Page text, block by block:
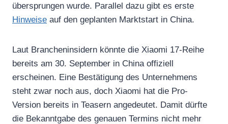
übersprungen wurde. Parallel dazu gibt es erste
Hinweise auf den geplanten Marktstart in China.
Laut Brancheninsidern könnte die Xiaomi 17-Reihe
bereits am 30. September in China offiziell
erscheinen. Eine Bestätigung des Unternehmens
steht zwar noch aus, doch Xiaomi hat die Pro-
Version bereits in Teasern angedeutet. Damit dürfte
die Bekanntgabe des genauen Termins nicht mehr